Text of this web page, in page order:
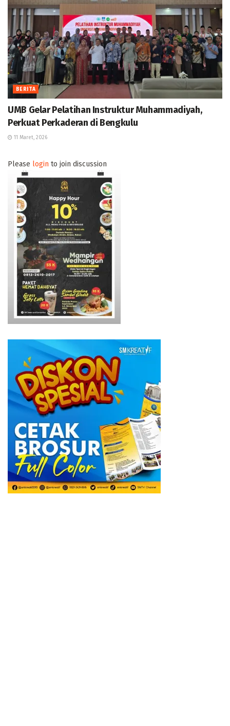
BERITA
UMB Gelar Pelatihan Instruktur Muhammadiyah,
Perkuat Perkaderan di Bengkulu
11 Maret, 2026
Please login to join discussion